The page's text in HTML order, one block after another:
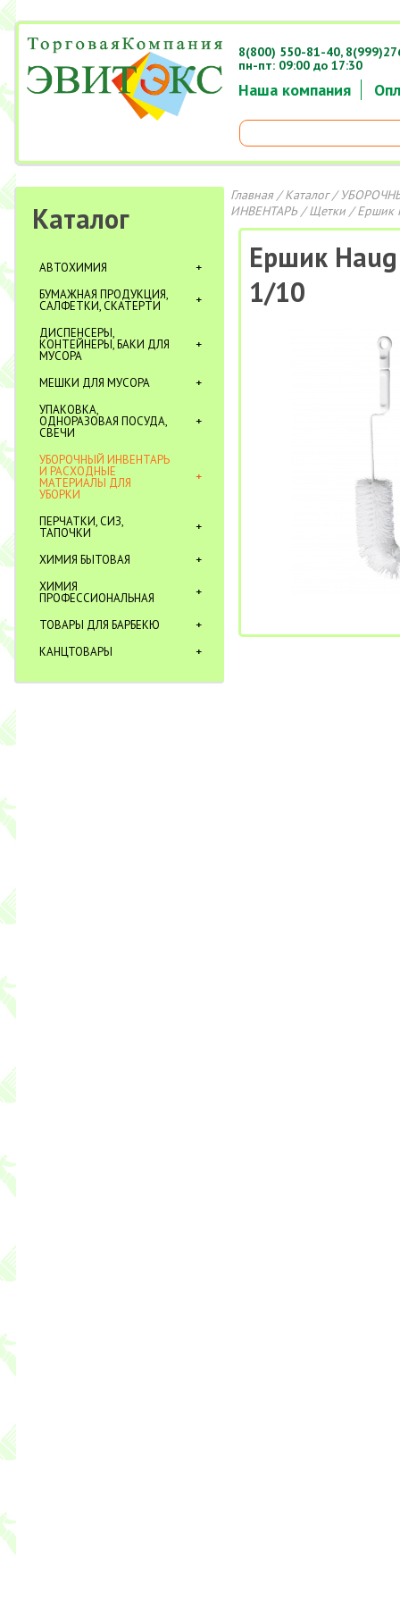
Наша компания
8(800) 550-81-40,
пн-пт: 09:00 до 17:30
Каталог
АВТОХИМИЯ
БУМАЖНАЯ ПРОДУКЦИЯ,
САЛФЕТКИ, СКАТЕРТИ
ДИСПЕНСЕРЫ,
КОНТЕЙНЕРЫ, БАКИ ДЛЯ
МУСОРА
МЕШКИ ДЛЯ МУСОРА
УПАКОВКА,
ОДНОРАЗОВАЯ ПОСУДА,
СВЕЧИ
УБОРОЧНЫЙ ИНВЕНТАРЬ
И РАСХОДНЫЕ
МАТЕРИАЛЫ ДЛЯ
УБОРКИ
ПЕРЧАТКИ, СИЗ,
ТАПОЧКИ
ХИМИЯ БЫТОВАЯ
ХИМИЯ
ПРОФЕССИОНАЛЬНАЯ
ТОВАРЫ ДЛЯ БАРБЕКЮ
КАНЦТОВАРЫ
Главная/Каталог/
ИНВЕНТАРЬ /Щетки / Ершик
Ершик
1/10